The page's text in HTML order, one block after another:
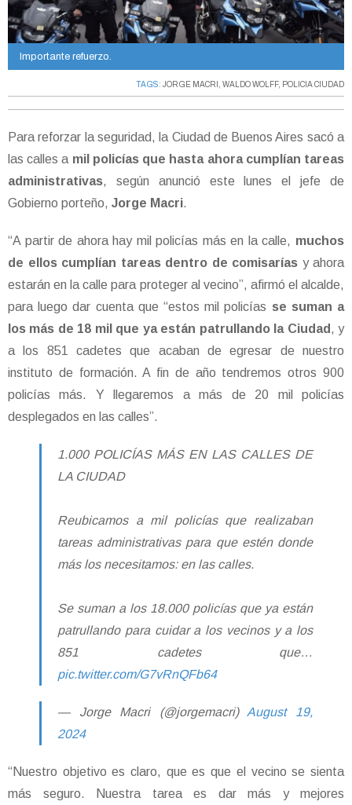
Importante refuerzo.
TAGS: JORGE MACRI , WALDO WOLFF, POLICIA CIUDAD
Para reforzar la seguridad, la Ciudad de Buenos Aires sacó a
las calles a mil policías que hasta ahora cumplían tareas
administrativas, según anunció este lunes el jefe de
Gobierno porteño, Jorge Macri.
“A partir de ahora hay mil policías más en la calle, muchos
de ellos cumplían tareas dentro de comisarías y ahora
estarán en la calle para proteger al vecino”, afirmó el alcalde,
para luego dar cuenta que “estos mil policías se suman a
los más de 18 mil que ya están patrullando la Ciudad , y
a los 851 cadetes que acaban de egresar de nuestro
instituto de formación. A fin de año tendremos otros 900
policías más. Y llegaremos a más de 20 mil policías
desplegados en las calles”.
1.000 POLICÍAS MÁS EN LAS CALLES DE
LA CIUDAD
Reubicamos a mil policías que realizaban
tareas administrativas para que estén donde
más los necesitamos: en las calles.
Se suman a los 18.000 policías que ya están
patrullando para cuidar a los vecinos y a los
851 cadetes que…
pic.twitter.com/G7vRnQFb64
— Jorge Macri (@jorgemacri) August 19,
2024
“Nuestro objetivo es claro, que es que el vecino se sienta
más seguro. Nuestra tarea es dar más y mejores